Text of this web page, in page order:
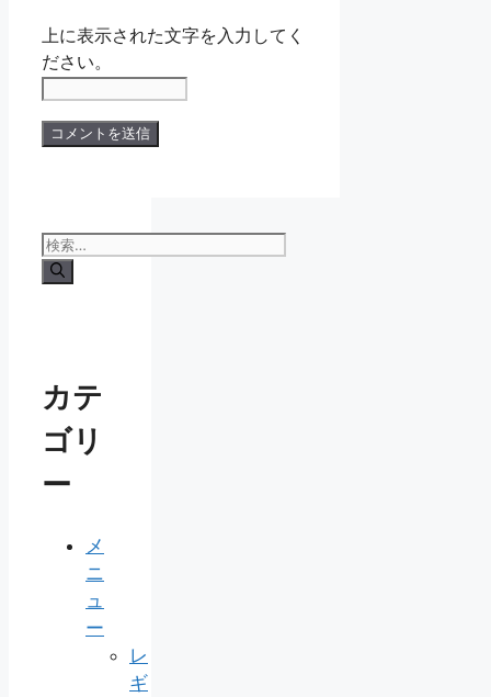
上に表示された文字を入力してく
ださい。
検
索:
カテ
ゴリ
ー
メ
ニ
ュ
ー
レ
ギ